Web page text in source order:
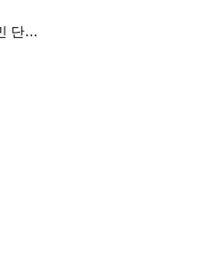
[컬러연재] [도파민 단편선] 뱀굴설화